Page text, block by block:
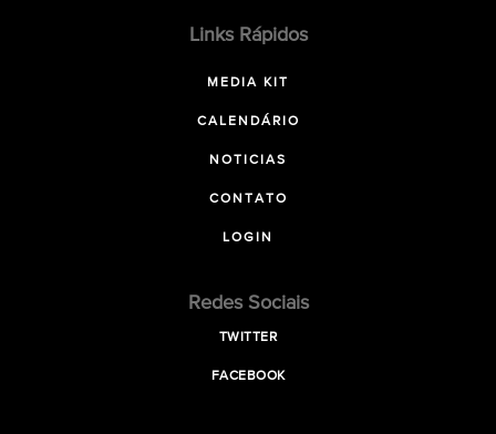
Links Rápidos
MEDIA KIT
CALENDÁRIO
NOTICIAS
CONTATO
LOGIN
Redes Sociais
TWITTER
FACEBOOK